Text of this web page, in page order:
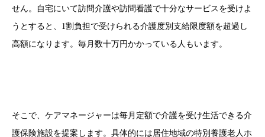
せん。自宅にいて訪問介護や訪問看護で十分なサービスを受けよ
うとすると、1割負担で受けられる介護度別支給限度額を超過し
高額になります。毎月数十万円かかっている人もいます。
そこで、ケアマネージャーは毎月定額で介護を受け生活できる介
護保険施設を提案します。具体的には居住地域の特別養護老人ホ